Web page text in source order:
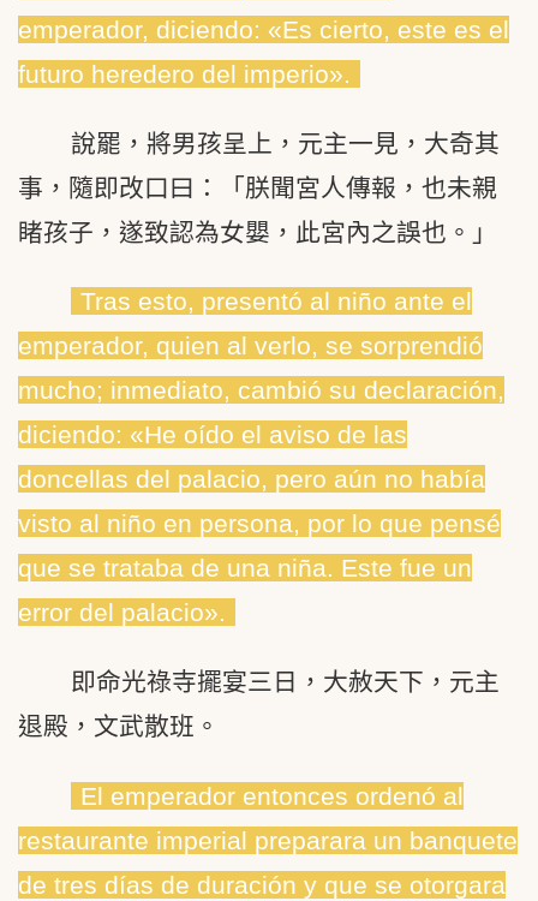
emperador, diciendo: «Es cierto, este es el
futuro heredero del imperio».
說罷，將男孩呈上，元主一見，大奇其
事，隨即改口曰：「朕聞宮人傳報，也未親
睹孩子，遂致認為女嬰，此宮內之誤也。」
Tras esto, presentó al niño ante el
emperador, quien al verlo, se sorprendió
mucho; inmediato, cambió su declaración,
diciendo: «He oído el aviso de las
doncellas del palacio, pero aún no había
visto al niño en persona, por lo que pensé
que se trataba de una niña. Este fue un
error del palacio».
即命光祿寺擺宴三日，大赦天下，元主
退殿，文武散班。
El emperador entonces ordenó al
restaurante imperial preparara un banquete
de tres días de duración y que se otorgara